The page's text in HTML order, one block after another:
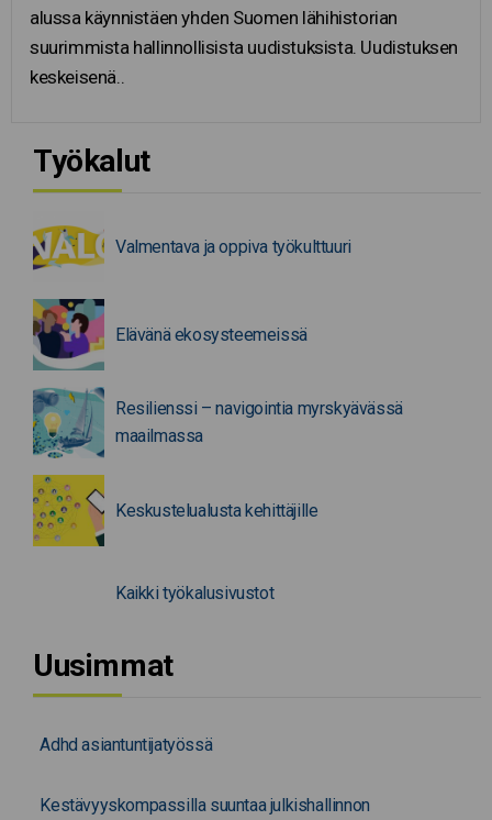
alussa käynnistäen yhden Suomen lähihistorian
suurimmista hallinnollisista uudistuksista. Uudistuksen
keskeisenä..
Työkalut
Valmentava ja oppiva työkulttuuri
Elävänä ekosysteemeissä
Resilienssi – navigointia myrskyävässä
maailmassa
Keskustelualusta kehittäjille
Kaikki työkalusivustot
Uusimmat
Adhd asiantuntijatyössä
Kestävyyskompassilla suuntaa julkishallinnon